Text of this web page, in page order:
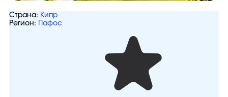
Страна: Кипр
Регион:
Пафос